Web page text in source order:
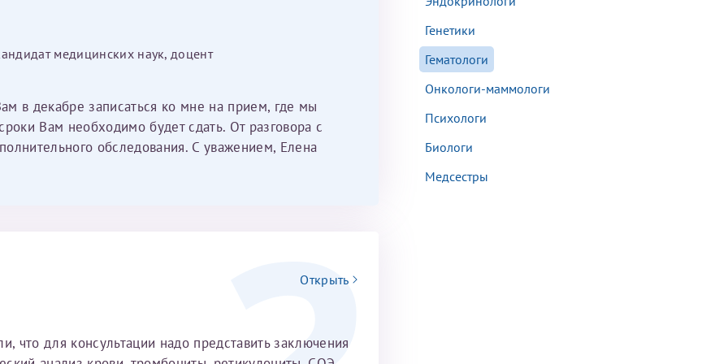
медицинских наук, доцент
в декабре записаться ко мне на прием, где мы
Вам необходимо будет сдать. От разговора с
обследования. С уважением, Елена
Открыть
что для консультации надо представить заключения
Генетики
Гематологи
Онкологи-маммологи
Психологи
Биологи
Медсестры
Соглашения на обработку персональных данных Записаться на прием
налогоплательщик, тот, кто будет получать вычет - ФИО налогоплательщика